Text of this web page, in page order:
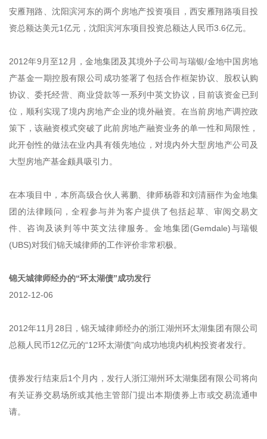
安雁翔路、沈阳滨河东的两个房地产投资项目，西安雁翔路项目投
资总额达美元1亿元，沈阳滨河东项目投资总额达人民币3.6亿元。
2012年9月至12月，金地集团及其境外子公司与瑞银/金地中国房地
产基金一期控股有限公司成功签署了包括合作框架协议、股权认购
协议、委托经营、商业贷款等一系列中英文协议，目前该资金已到
位，顺利实现了境内房地产企业的境外融资。在当前房地产调控政
策下，该融资模式突破了此前房地产融资业务的单一性和局限性，
此开创性的做法在业内具有领先地位，对境内外大型房地产公司及
大型房地产基金颇具吸引力。
在本项目中，本所高级合伙人蒋鹏、律师杨蓉和刘清丽作为金地集
团的法律顾问，全程参与并为客户提供了包括起草、审阅交易文
件、咨询及谈判等中英文法律服务。金地集团(Gemdale)与瑞银
(UBS)对我们锦天城律师的工作评价非常积极。
锦天城律师经办的“环太湖债”成功发行
2012-12-06
2012年11月28日，锦天城律师经办的浙江湖州环太湖集团有限公司
总额人民币12亿元的“12环太湖债”向成功地境内机构投资者发行。
债券发行结束后1个月内，发行人浙江湖州环太湖集团有限公司将向
有关证券交易场所或其他主管部门提出本期债券上市或交易流通申
请。